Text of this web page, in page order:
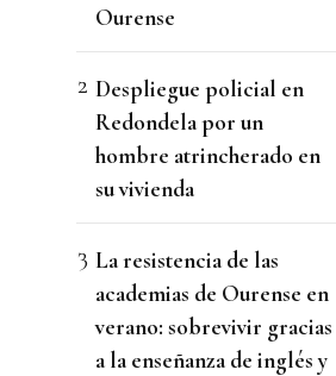
Ourense
Despliegue policial en
Redondela por un
hombre atrincherado en
su vivienda
La resistencia de las
academias de Ourense en
verano: sobrevivir gracias
a la enseñanza de inglés y